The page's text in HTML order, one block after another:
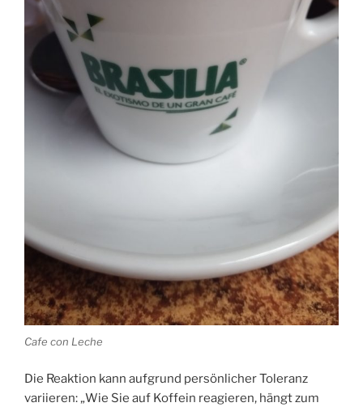
Cafe con Leche
Die Reaktion kann aufgrund persönlicher Toleranz
variieren: „Wie Sie auf Koffein reagieren, hängt zum